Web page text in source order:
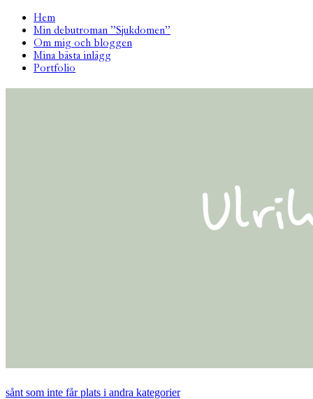
Hem
Min debutroman ”Sjukdomen”
Om mig och bloggen
Mina bästa inlägg
Portfolio
sånt som inte får plats i andra kategorier